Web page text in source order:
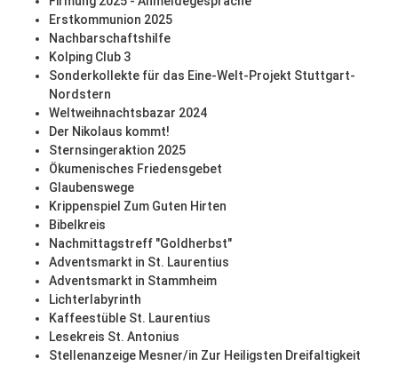
Erstkommunion 2025
Nachbarschaftshilfe
Kolping Club 3
Sonderkollekte für das Eine-Welt-Projekt Stuttgart-
Nordstern
Weltweihnachtsbazar 2024
Der Nikolaus kommt!
Sternsingeraktion 2025
Ökumenisches Friedensgebet
Glaubenswege
Krippenspiel Zum Guten Hirten
Bibelkreis
Nachmittagstreff "Goldherbst"
Adventsmarkt in St. Laurentius
Adventsmarkt in Stammheim
Lichterlabyrinth
Kaffeestüble St. Laurentius
Lesekreis St. Antonius
Stellenanzeige Mesner/in Zur Heiligsten Dreifaltigkeit